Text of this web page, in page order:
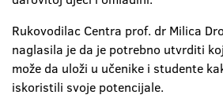
Rukovodilac Centra prof. dr Milica
naglasila je da je potrebno utvrditi
može da uloži u učenike i studente
iskoristili svoje potencijale.